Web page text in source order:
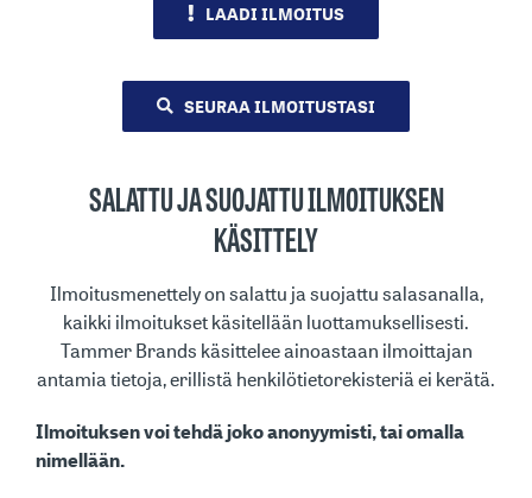
LAADI ILMOITUS
SEURAA ILMOITUSTASI
SALATTU JA SUOJATTU ILMOITUKSEN
KÄSITTELY
Ilmoitusmenettely on salattu ja suojattu salasanalla,
kaikki ilmoitukset käsitellään luottamuksellisesti.
Tammer Brands käsittelee ainoastaan ilmoittajan
antamia tietoja, erillistä henkilötietorekisteriä ei kerätä.
Ilmoituksen voi tehdä joko anonyymisti, tai omalla
nimellään.